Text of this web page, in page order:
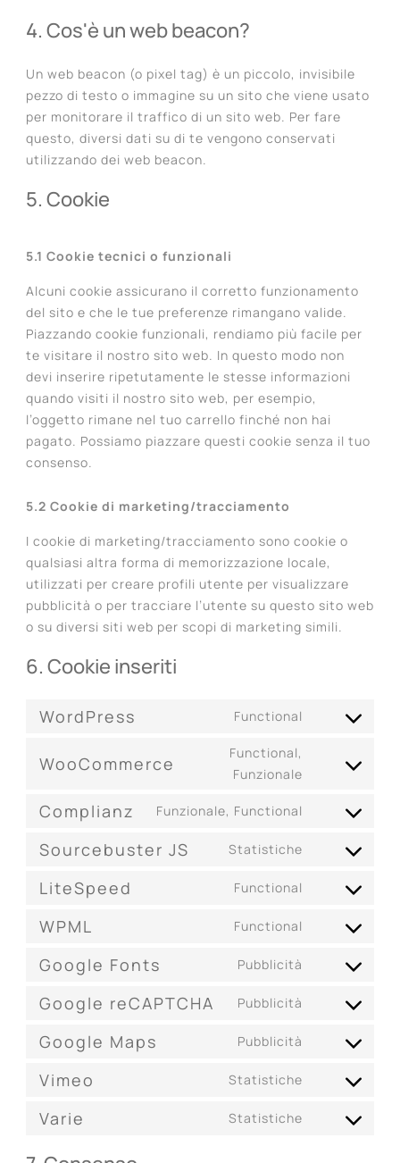
4. Cos'è un web beacon?
Un web beacon (o pixel tag) è un piccolo, invisibile
pezzo di testo o immagine su un sito che viene usato
per monitorare il traffico di un sito web. Per fare
questo, diversi dati su di te vengono conservati
utilizzando dei web beacon.
5. Cookie
5.1 Cookie tecnici o funzionali
Alcuni cookie assicurano il corretto funzionamento
del sito e che le tue preferenze rimangano valide.
Piazzando cookie funzionali, rendiamo più facile per
te visitare il nostro sito web. In questo modo non
devi inserire ripetutamente le stesse informazioni
quando visiti il nostro sito web, per esempio,
l’oggetto rimane nel tuo carrello finché non hai
pagato. Possiamo piazzare questi cookie senza il tuo
consenso.
5.2 Cookie di marketing/tracciamento
I cookie di marketing/tracciamento sono cookie o
qualsiasi altra forma di memorizzazione locale,
utilizzati per creare profili utente per visualizzare
pubblicità o per tracciare l’utente su questo sito web
o su diversi siti web per scopi di marketing simili.
6. Cookie inseriti
WordPress Functional
Consent
service
WooCommerce
Functional,
Funzionale
Consent
service
Complianz Funzionale, Functional
Consent
service
complianz
Sourcebuster JS Statistiche
Consent
service
LiteSpeed Functional
Consent
service
litespeed
WPML Functional
Consent
service
wpml
Google Fonts Pubblicità
Consent
service
google-
Google reCAPTCHA Pubblicità
Consent
service
google-
Google Maps Pubblicità
Consent
service
google-
Vimeo Statistiche
Consent
service
Varie Statistiche
Consent